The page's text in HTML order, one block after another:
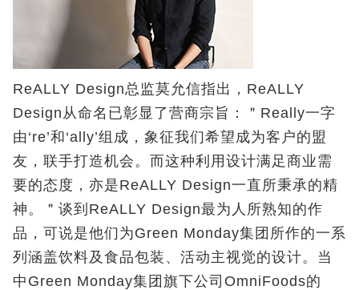
ReALLY Design总监莫允信指出，ReALLY
Design从命名已彰显了营商宗旨：＂Really一字
由‘re’和‘ally’组成，象征我们希望成为客户的盟
友，联手打造机会。而这种利用设计满足商业需
要的态度，亦是ReALLY Design一直所秉承的精
神。＂谈到ReALLY Design最为人所熟知的作
品，可说是他们为Green Monday集团所作的一系
列涵盖饮料及食品包装、活动主视觉的设计。当
中Green Monday集团旗下公司OmniFoods的